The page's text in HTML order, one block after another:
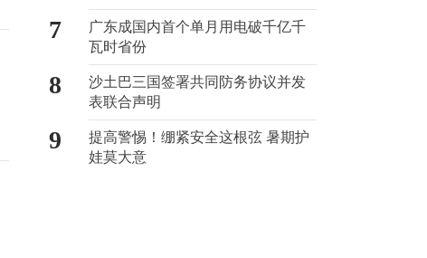
7
广东成国内首个单月用电破千亿千
瓦时省份
8
沙土巴三国签署共同防务协议并发
表联合声明
9
提高警惕！绷紧安全这根弦 暑期护
娃莫大意